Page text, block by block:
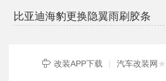
比亚迪海豹更换隐翼雨刷胶条
改装APP下载 | 汽车改装网 ★